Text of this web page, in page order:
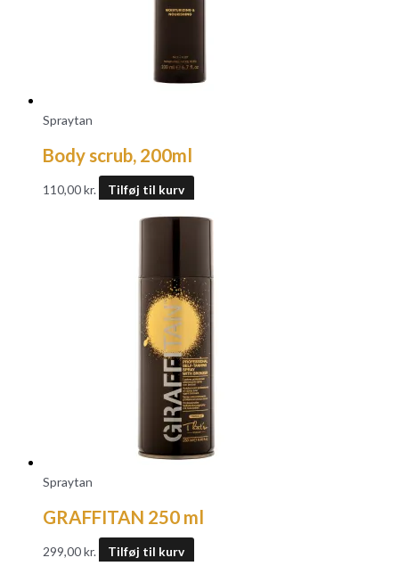
Spraytan
Body scrub, 200ml
110,00kr. Tilføj til kurv
Spraytan
GRAFFITAN 250 ml
299,00kr. Tilføj til kurv